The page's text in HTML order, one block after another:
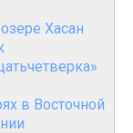
Хасан
в Восточной